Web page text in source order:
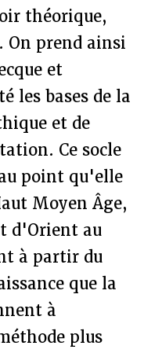
théorique,
On prend ainsi
et
les bases de la
et de
Ce socle
point qu'elle
Moyen Âge,
d'Orient au
à partir du
que la
à
plus